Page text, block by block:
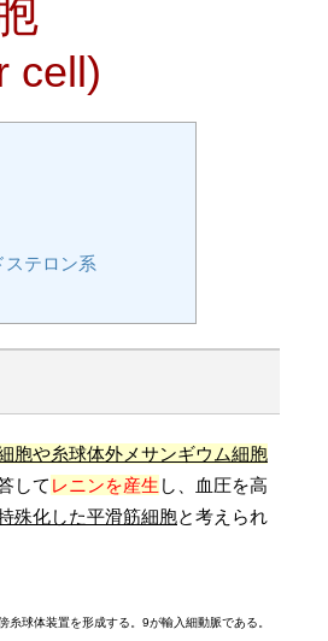
cell)
ステロン系
胞や糸球体外メサンギウム細胞
して レニンを産生 し、血圧を高
殊化した平滑筋細胞と考えられ
球体装置を形成する。9が輸入細動脈である。